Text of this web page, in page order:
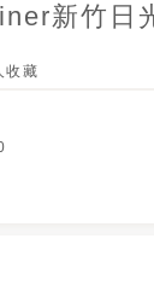
新竹日
收藏